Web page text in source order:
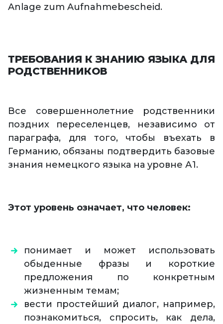
Anlage zum Aufnahmebescheid.
ТРЕБОВАНИЯ К ЗНАНИЮ ЯЗЫКА ДЛЯ
РОДСТВЕННИКОВ
Все совершеннолетние родственники
поздних переселенцев, независимо от
параграфа, для того, чтобы въехать в
Германию, обязаны подтвердить базовые
знания немецкого языка на уровне А1.
Этот уровень означает, что человек:
понимает и может использовать
обыденные фразы и короткие
предложения по конкретным
жизненным темам;
вести простейший диалог, например,
познакомиться, спросить, как дела,